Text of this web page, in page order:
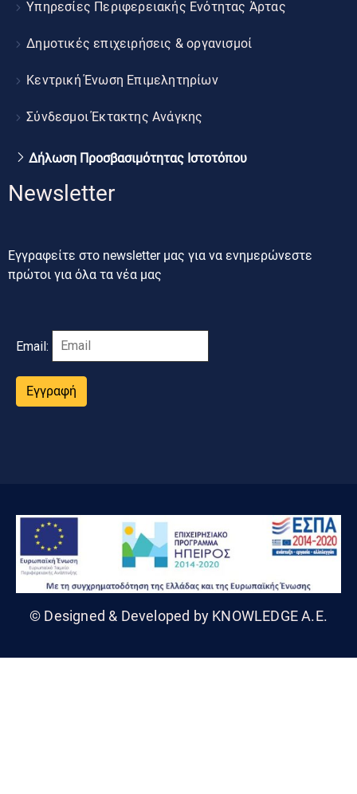
Υπηρεσίες Περιφερειακής Ενότητας Άρτας
Δημοτικές επιχειρήσεις & οργανισμοί
Κεντρική Ένωση Επιμελητηρίων
Σύνδεσμοι Έκτακτης Ανάγκης
Δήλωση Προσβασιμότητας Ιστοτόπου
Newsletter
Εγγραφείτε στο newsletter μας για να ενημερώνεστε
πρώτοι για όλα τα νέα μας
Email:
Εγγραφή
© Designed & Developed by KNOWLEDGE A.E.